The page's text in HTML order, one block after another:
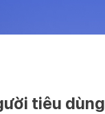
tiêu dùng